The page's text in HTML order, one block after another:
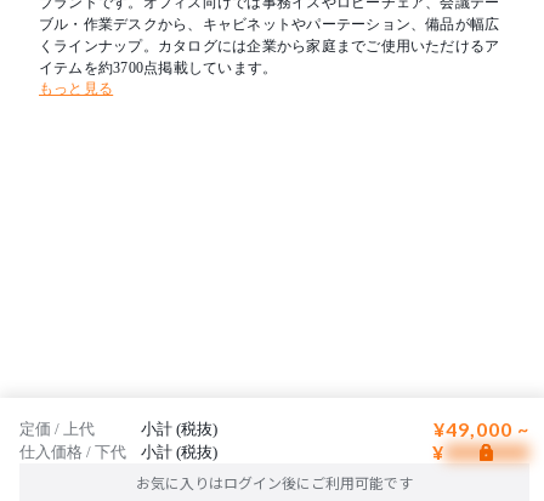
ブル・作業デスクから、キャビネットやパーテーション、備品が幅広
くラインナップ。カタログには企業から家庭までご使用いただけるア
イテムを約3700点掲載しています。
もっと見る
定価 / 上代 小計 (税抜) ¥49,000 ~
仕入価格 / 下代 小計 (税抜) ¥
お気に入りはログイン後にご利用可能です